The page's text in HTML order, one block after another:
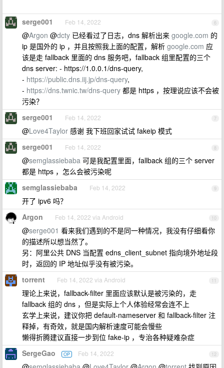
6
serge001 Feb 14, 2022
@Argon @dcty 已经看过了日志，dns 解析出来 google.com 的
ip 是国外的 ip ，并且按照我上面的配置，解析 google.com 应
该是走 fallback 里面的 dns 服务吧，fallback 组里配置的三个
dns server: - https://1.0.0.1/dns-query,
- https://public.dns.iij.jp/dns-query,
- https://dns.twnic.tw/dns-query 都是 https ，按理说应该不会被
污染？
7
serge001 Feb 14, 2022
@Love4Taylor 感谢 我下班回家试试 fakeip 模式
8
serge001 Feb 14, 2022
@semglassiebaba 可是我配置里面，fallback 组的三个 server
都是 https ，怎么会被污染呢
9
semglassiebaba Feb 14, 2022
开了 ipv6 吗？
10
Argon Feb 14, 2022 via Android
@serge001 看来我们遇到的不是同一种情况，我没有仔细看你
的描述所以想当然了。
另：阿里公共 DNS 当配置 edns_client_subnet 指向境外地址段
时，返回的 IP 地址似乎没有被污染。
11
torrent Feb 14, 2022 via Android
理论上来说，fallback-filter 里面应该默认是被污染的，走
fallback 组的 dns ，但是实际上个人体验经常会连不上
玄学上来说，建议你把 default-nameserver 和 fallback-filter 注
释掉，有奇效，就是国内解析速度可能会慢些
懒得折腾建议直接一步到位 fake-ip ，专治各种疑难杂症
12
SergeGao OP Feb 14, 2022